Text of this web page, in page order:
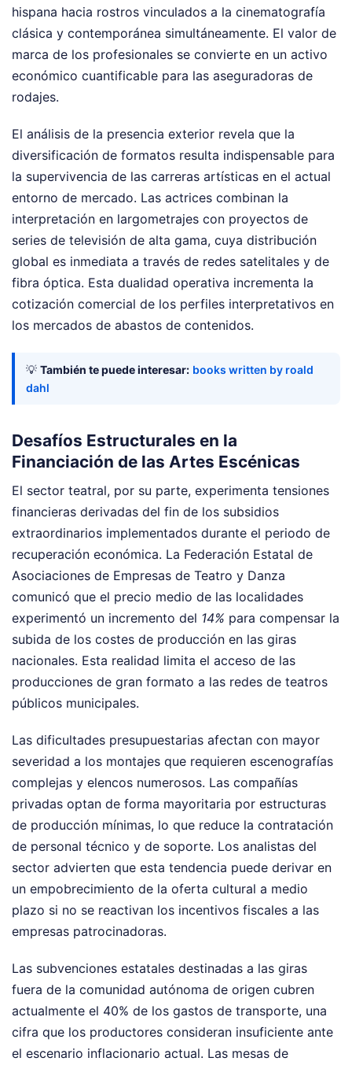
hispana hacia rostros vinculados a la cinematografía
clásica y contemporánea simultáneamente. El valor de
marca de los profesionales se convierte en un activo
económico cuantificable para las aseguradoras de
rodajes.
El análisis de la presencia exterior revela que la
diversificación de formatos resulta indispensable para
la supervivencia de las carreras artísticas en el actual
entorno de mercado. Las actrices combinan la
interpretación en largometrajes con proyectos de
series de televisión de alta gama, cuya distribución
global es inmediata a través de redes satelitales y de
fibra óptica. Esta dualidad operativa incrementa la
cotización comercial de los perfiles interpretativos en
los mercados de abastos de contenidos.
💡 También te puede interesar: books written by roald
dahl
Desafíos Estructurales en la
Financiación de las Artes Escénicas
El sector teatral, por su parte, experimenta tensiones
financieras derivadas del fin de los subsidios
extraordinarios implementados durante el periodo de
recuperación económica. La Federación Estatal de
Asociaciones de Empresas de Teatro y Danza
comunicó que el precio medio de las localidades
experimentó un incremento del 14% para compensar la
subida de los costes de producción en las giras
nacionales. Esta realidad limita el acceso de las
producciones de gran formato a las redes de teatros
públicos municipales.
Las dificultades presupuestarias afectan con mayor
severidad a los montajes que requieren escenografías
complejas y elencos numerosos. Las compañías
privadas optan de forma mayoritaria por estructuras
de producción mínimas, lo que reduce la contratación
de personal técnico y de soporte. Los analistas del
sector advierten que esta tendencia puede derivar en
un empobrecimiento de la oferta cultural a medio
plazo si no se reactivan los incentivos fiscales a las
empresas patrocinadoras.
Las subvenciones estatales destinadas a las giras
fuera de la comunidad autónoma de origen cubren
actualmente el 40% de los gastos de transporte, una
cifra que los productores consideran insuficiente ante
el escenario inflacionario actual. Las mesas de